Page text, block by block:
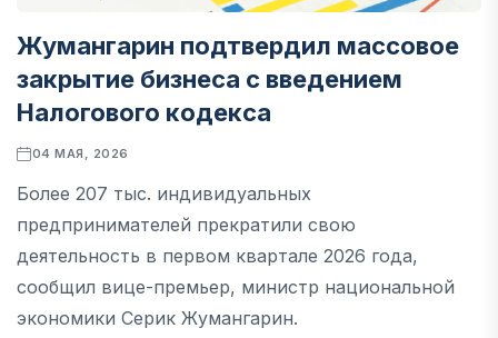
Жумангарин подтвердил массовое
закрытие бизнеса с введением
Налогового кодекса
04 МАЯ, 2026
Более 207 тыс. индивидуальных
предпринимателей прекратили свою
деятельность в первом квартале 2026 года,
сообщил вице-премьер, министр национальной
экономики Серик Жумангарин.